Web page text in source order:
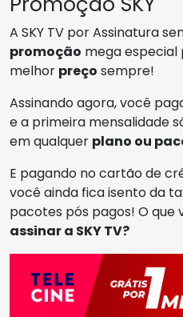
A SKY TV por Assinatura
promoção mega especial
melhor preço sempre!
Assinando agora, você
e a primeira mensalidade
em qualquer plano ou
E pagando no cartão de
você ainda fica isento da
pacotes pós pagos! O
assinar a SKY TV?